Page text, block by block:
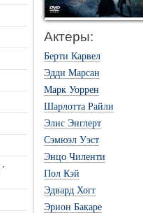
·
Актеры:
Берти Карвел
Эдди Марсан
Марк Уоррен
Шарлотта Райли
Элис Энглерт
Сэмюэл Уэст
Энцо Чиленти
Пол Кэй
Эдвард Хогг
Эрион Бакаре